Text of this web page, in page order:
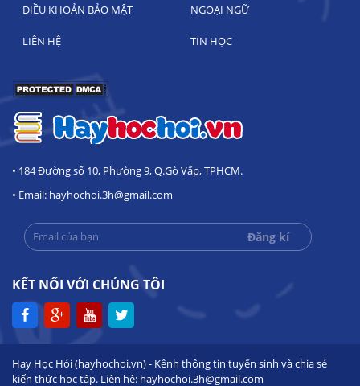
ĐIỀU KHOẢN BẢO MẬT NGOẠI NGỮ
LIÊN HỆ TIN HỌC
• 184 Đường số 10, Phường 9, Q.Gò Vấp, TPHCM.
• Email: hayhochoi.3h@gmail.com
KẾT NỐI VỚI CHÚNG TÔI
Hay Học Hỏi (hayhochoi.vn) - Kênh thông tin tuyển sinh và chia sẻ
kiến thức học tập. Liên hệ: hayhochoi.3h@gmail.com